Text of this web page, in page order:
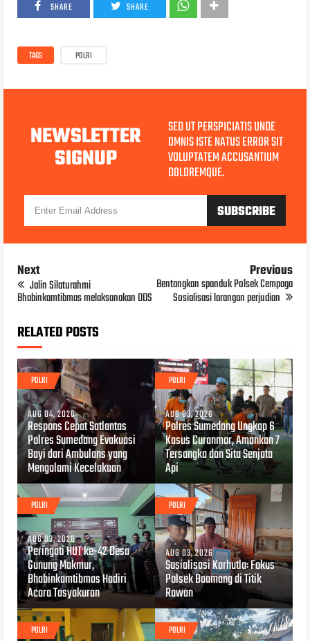
SHARE SHARE
TAGS POLRI
NEWSLETTER
SIGNUP
SED UT PERSPICIATIS UNDE
OMNIS ISTE NATUS ERROR SIT
VOLUPTATEM ACCUSANTIUM
DOLOREMQUE.
Next
Jalin Silaturahmi
Bhabinkamtibmas melaksanakan DDS
Previous
Bentangkan spanduk Polsek Cempaga
Sosialisasi larangan perjudian
RELATED POSTS
POLRI
AUG 04, 2026
Respons Cepat Satlantas
Polres Sumedang Evakuasi
Bayi dari Ambulans yang
Mengalami Kecelakaan
POLRI
AUG 03, 2026
Polres Sumedang Ungkap 6
Kasus Curanmor, Amankan 7
Tersangka dan Sita Senjata
Api
POLRI
AUG 03, 2026
Peringati HUT ke-42 Desa
Gunung Makmur,
Bhabinkamtibmas Hadiri
Acara Tasyakuran
POLRI
AUG 03, 2026
Sosialisasi Karhutla: Fokus
Polsek Baamang di Titik
Rawan
POLRI POLRI